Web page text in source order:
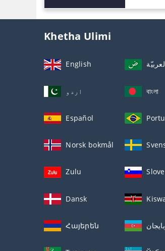
Khetha Ulimi
English
اردو বাংলা
Español
Norsk bokmål
Zulu
Dansk
Հայերեն